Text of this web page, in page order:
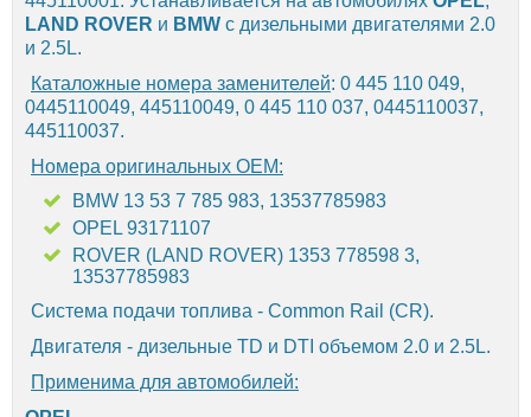
LAND ROVER и BMW с дизельными двигателями 2.0
и 2.5L.
Каталожные номера заменителей: 0 445 110 049,
0445110049, 445110049, 0 445 110 037, 0445110037,
445110037.
Номера оригинальных OEM:
BMW 13 53 7 785 983, 13537785983
OPEL 93171107
ROVER (LAND ROVER) 1353 778598 3,
13537785983
Система подачи топлива - Common Rail (CR).
Двигателя - дизельные TD и DTI объемом 2.0 и 2.5L.
Применима для автомобилей: